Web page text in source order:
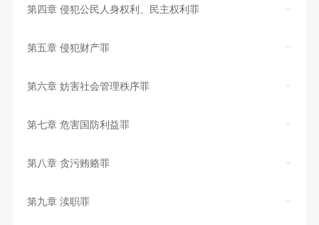
第四章 侵犯公民人身权利、民主权利罪
第五章 侵犯财产罪
第六章 妨害社会管理秩序罪
第七章 危害国防利益罪
第八章 贪污贿赂罪
第九章 渎职罪